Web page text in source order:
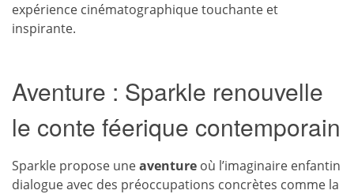
expérience cinématographique touchante et
inspirante.
Aventure : Sparkle renouvelle
le conte féerique contemporain
Sparkle propose uneaventure où l’imaginaire enfantin
dialogue avec des préoccupations concrètes comme la